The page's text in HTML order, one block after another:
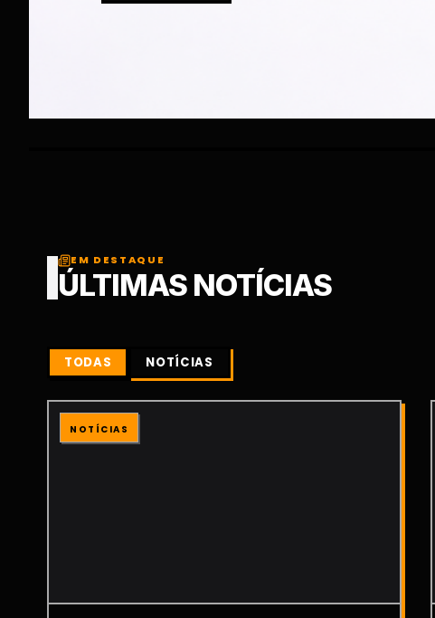
EM DESTAQUE
ÚLTIMAS NOTÍCIAS
TODAS NOTÍCIAS
NOTÍCIAS